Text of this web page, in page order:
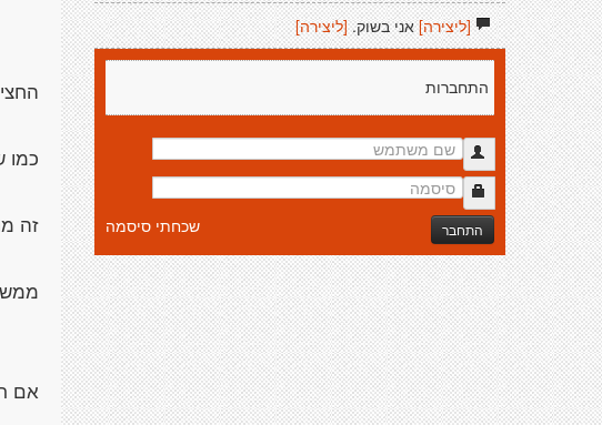
[ליצירה]אני בשוק.[ליצירה]
התחברות
התחבר שכחתי סיסמה